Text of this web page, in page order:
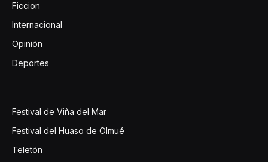
Ficcion
Internacional
Opinión
Deportes
Festival de Viña del Mar
Festival del Huaso de Olmué
Teletón